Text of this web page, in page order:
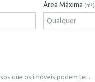
Área Máxima (m²)
que os imóveis podem ter...